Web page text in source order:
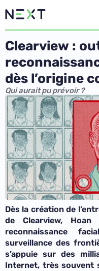
Clearview :
dès l’origine
Qui aurait pu prévoir ?
Dès la création de
de Clearview,
reconnaissance
surveillance des
s’appuie sur des
Internet, très souvent